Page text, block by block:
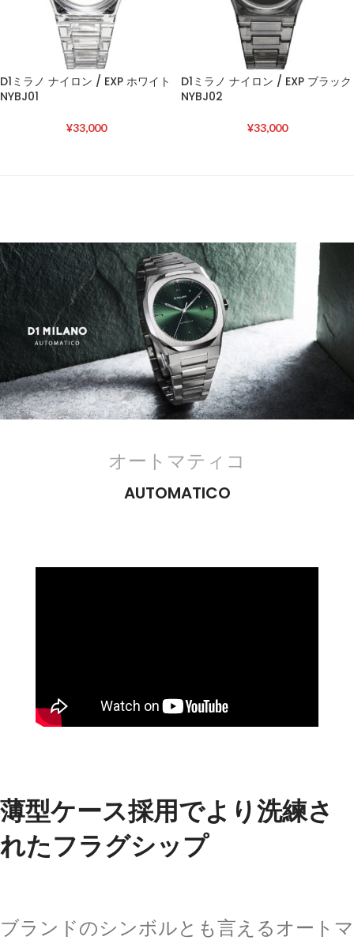
D1ミラノ ナイロン / EXP ホワイト
NYBJ01
¥33,000
D1ミラノ ナイロン / EXP ブラック
NYBJ02
¥33,000
オートマティコ
AUTOMATICO
薄型ケース採用でより洗練さ
れたフラグシップ
ブランドのシンボルとも言えるオートマ